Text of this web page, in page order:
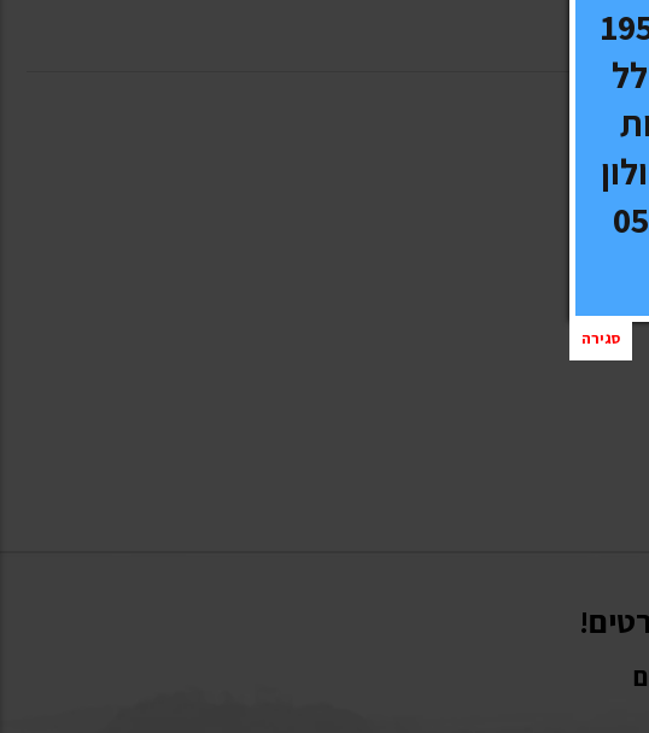
החל מ - 1950
כולל
054-
סגירה